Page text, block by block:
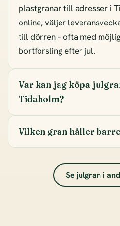
plastgranar till adresser i
online, väljer
till dörren – ofta med
bortforsling efter jul.
Var kan jag köpa
Tidaholm?
Vilken gran håller
Se julgran i